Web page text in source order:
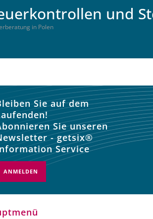
und
in Polen
Sie auf dem
Sie unseren
- getsix®
Service
ANMELDEN